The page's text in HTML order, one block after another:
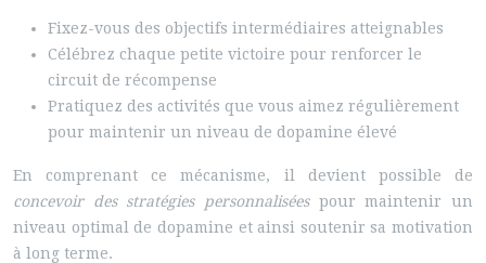
Fixez-vous des objectifs intermédiaires atteignables
Célébrez chaque petite victoire pour renforcer le
circuit de récompense
Pratiquez des activités que vous aimez régulièrement
pour maintenir un niveau de dopamine élevé
En comprenant ce mécanisme, il devient possible de
concevoir des stratégies personnalisées pour maintenir un
niveau optimal de dopamine et ainsi soutenir sa motivation
à long terme.